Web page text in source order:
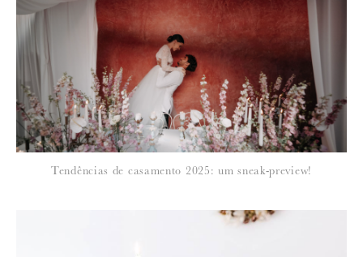
NOME :
Tendências de casamento 2025: um sneak-preview!